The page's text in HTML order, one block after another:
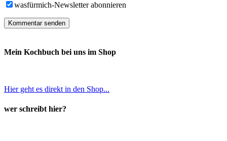
wasfürmich-Newsletter abonnieren
Mein Kochbuch bei uns im Shop
Hier geht es direkt in den Shop...
wer schreibt hier?